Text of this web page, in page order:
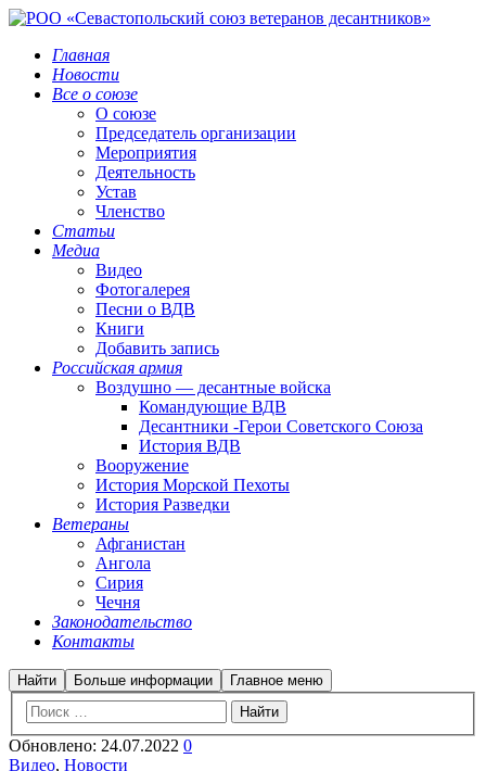
Главная
Новости
Все о союзе
О союзе
Председатель организации
Мероприятия
Деятельность
Устав
Членство
Статьи
Медиа
Видео
Фотогалерея
Песни о ВДВ
Книги
Добавить запись
Российская армия
Воздушно — десантные войска
Командующие ВДВ
Десантники -Герои Советского Союза
История ВДВ
Вооружение
История Морской Пехоты
История Разведки
Ветераны
Афганистан
Ангола
Сирия
Чечня
Законодательство
Контакты
Найти Больше информации Главное меню
Обновлено: 24.07.2022 0
Видео, Новости